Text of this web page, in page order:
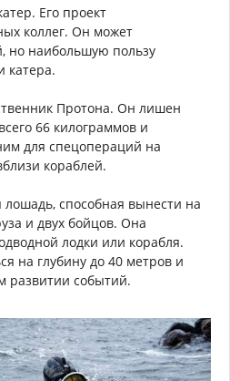
Его проект
коллег. Он может
но наибольшую пользу
катера.
Протона. Он лишен
66 килограммов и
для спецопераций на
кораблей.
способная вынести на
и двух бойцов. Она
лодки или корабля.
на глубину до 40 метров и
развитии событий.